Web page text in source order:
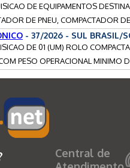
DE EQUIPAMENTOS
DE PNEU, COMPACTADOR
- 37/2026 - SUL BRASIL/
DE 01 (UM) ROLO
PESO OPERACIONAL MINIMO
Central de